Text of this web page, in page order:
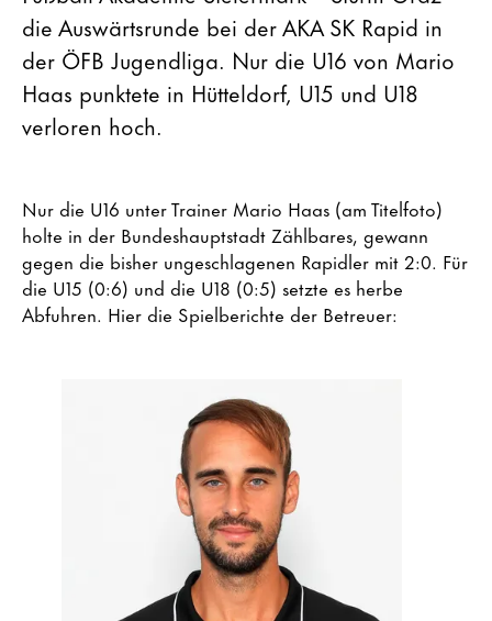
die Auswärtsrunde bei der AKA SK Rapid in
der ÖFB Jugendliga. Nur die U16 von Mario
Haas punktete in Hütteldorf, U15 und U18
verloren hoch.
Nur die U16 unter Trainer Mario Haas (am Titelfoto)
holte in der Bundeshauptstadt Zählbares, gewann
gegen die bisher ungeschlagenen Rapidler mit 2:0. Für
die U15 (0:6) und die U18 (0:5) setzte es herbe
Abfuhren. Hier die Spielberichte der Betreuer: